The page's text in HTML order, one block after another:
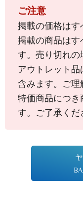
ご注意
掲載の価格はす
掲載の商品はす
す。売り切れの
アウトレット
含みます。ご理
特価商品につき
す。ご了承くだ